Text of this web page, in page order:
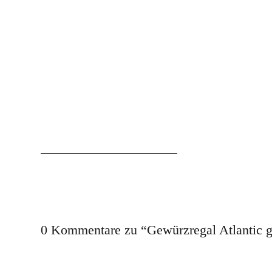
0 Kommentare zu “Gewürzregal Atlantic